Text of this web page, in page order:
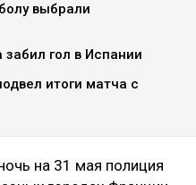
выбрали
гол в Испании
итоги матча с
на 31 мая полиция